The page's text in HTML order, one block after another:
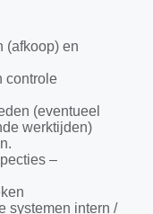
(afkoop) en
controle
(eventueel
werktijden)
–
systemen intern /